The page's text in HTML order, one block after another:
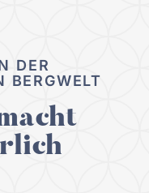
DER
BERGWELT